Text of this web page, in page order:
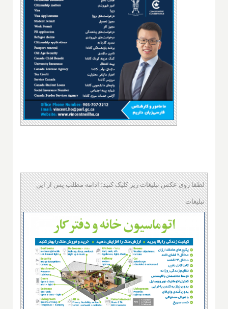
لطفا روی عکس تبلیغات زیر کلیک کنید؛ ادامه مطلب پس از این
تبلیغات